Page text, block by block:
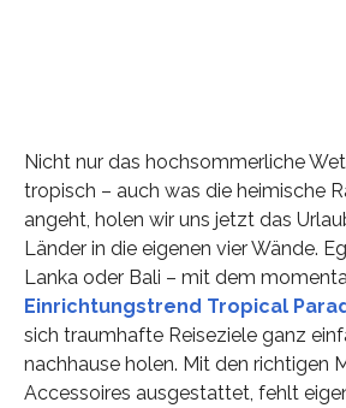
Nicht nur das hochsommerliche
tropisch – auch was die heimische
angeht, holen wir uns jetzt das
Länder in die eigenen vier Wände.
Lanka oder Bali – mit dem
Einrichtungstrend Tropical
sich traumhafte Reiseziele ganz
nachhause holen. Mit den richtigen
Accessoires ausgestattet, fehlt